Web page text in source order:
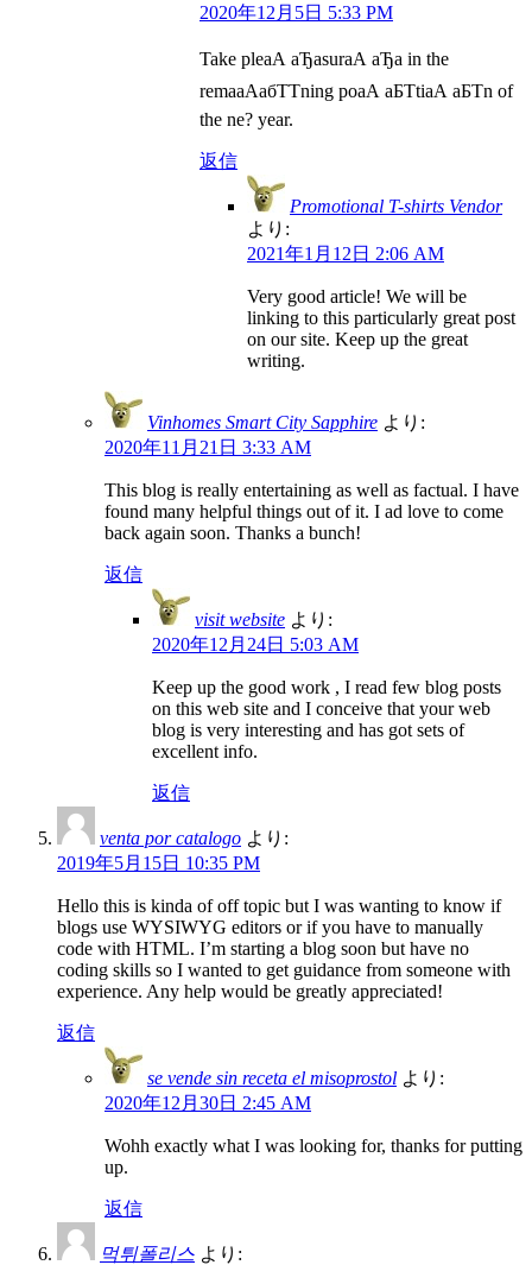
2020年12月5日 5:33 PM
Take pleаА аЂаsurаА аЂа in the
remaаАабТТning poаА аБТtiаА аБТn of
the ne? year.
返信
Promotional T-shirts Vendor
より:
2021年1月12日 2:06 AM
Very good article! We will be
linking to this particularly great post
on our site. Keep up the great
writing.
Vinhomes Smart City Sapphire より:
2020年11月21日 3:33 AM
This blog is really entertaining as well as factual. I have
found many helpful things out of it. I ad love to come
back again soon. Thanks a bunch!
返信
visit website より:
2020年12月24日 5:03 AM
Keep up the good work , I read few blog posts
on this web site and I conceive that your web
blog is very interesting and has got sets of
excellent info.
返信
venta por catalogo より:
2019年5月15日 10:35 PM
Hello this is kinda of off topic but I was wanting to know if
blogs use WYSIWYG editors or if you have to manually
code with HTML. I’m starting a blog soon but have no
coding skills so I wanted to get guidance from someone with
experience. Any help would be greatly appreciated!
返信
se vende sin receta el misoprostol より:
2020年12月30日 2:45 AM
Wohh exactly what I was looking for, thanks for putting
up.
返信
먹튀폴리스 より: